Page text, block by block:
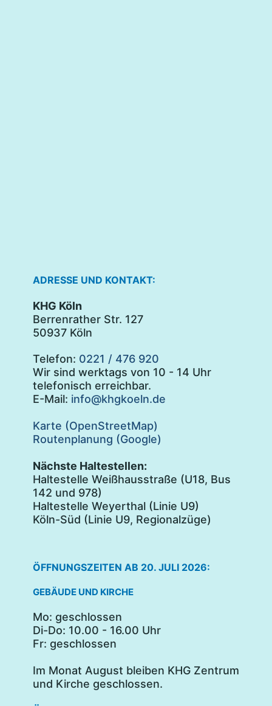
ADRESSE UND KONTAKT:
KHG Köln
Berrenrather Str. 127
50937 Köln
Telefon: 0221 / 476 920
Wir sind werktags von 10 - 14 Uhr
telefonisch erreichbar.
E-Mail: info@khgkoeln.de
Karte (OpenStreetMap)
Routenplanung (Google)
Nächste Haltestellen:
Haltestelle Weißhausstraße (U18, Bus
142 und 978)
Haltestelle Weyerthal (Linie U9)
Köln-Süd (Linie U9, Regionalzüge)
ÖFFNUNGSZEITEN AB 20. JULI 2026:
GEBÄUDE UND KIRCHE
Mo: geschlossen
Di-Do: 10.00 - 16.00 Uhr
Fr: geschlossen
Im Monat August bleiben KHG Zentrum
und Kirche geschlossen.